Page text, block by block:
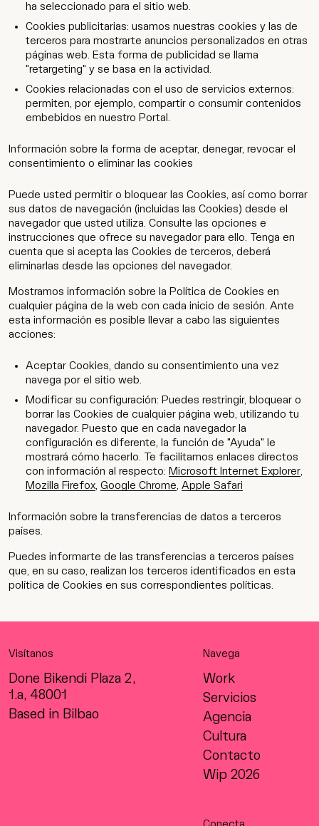
ha seleccionado para el sitio web.
Cookies publicitarias: usamos nuestras cookies y las de
terceros para mostrarte anuncios personalizados en otras
páginas web. Esta forma de publicidad se llama
"retargeting" y se basa en la actividad.
Cookies relacionadas con el uso de servicios externos:
permiten, por ejemplo, compartir o consumir contenidos
embebidos en nuestro Portal.
Información sobre la forma de aceptar, denegar, revocar el
consentimiento o eliminar las cookies
Puede usted permitir o bloquear las Cookies, así como borrar
sus datos de navegación (incluidas las Cookies) desde el
navegador que usted utiliza. Consulte las opciones e
instrucciones que ofrece su navegador para ello. Tenga en
cuenta que si acepta las Cookies de terceros, deberá
eliminarlas desde las opciones del navegador.
Mostramos información sobre la Política de Cookies en
cualquier página de la web con cada inicio de sesión. Ante
esta información es posible llevar a cabo las siguientes
acciones:
Aceptar Cookies, dando su consentimiento una vez
navega por el sitio web.
Modificar su configuración: Puedes restringir, bloquear o
borrar las Cookies de cualquier página web, utilizando tu
navegador. Puesto que en cada navegador la
configuración es diferente, la función de "Ayuda" le
mostrará cómo hacerlo. Te facilitamos enlaces directos
con información al respecto: Microsoft Internet Explorer,
Mozilla Firefox, Google Chrome, Apple Safari
Información sobre la transferencias de datos a terceros
países.
Puedes informarte de las transferencias a terceros países
que, en su caso, realizan los terceros identificados en esta
política de Cookies en sus correspondientes políticas.
Visítanos
Done Bikendi Plaza 2,
1.a, 48001
Based in Bilbao
Navega
Work
Servicios
Agencia
Cultura
Contacto
Wip 2026